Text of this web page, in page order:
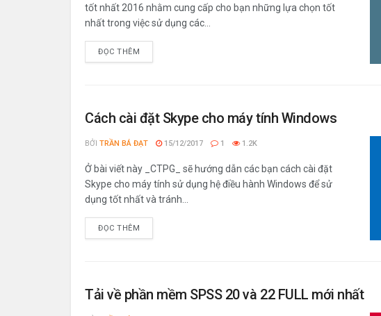
tốt nhất 2016 nhằm cung cấp cho bạn những lựa chọn tốt
nhất trong việc sử dụng các...
ĐỌC THÊM
Cách cài đặt Skype cho máy tính Windows
BỞI TRẦN BÁ ĐẠT 15/12/2017 1 1.2K
Ở bài viết này _CTPG_ sẽ hướng dẫn các bạn cách cài đặt
Skype cho máy tính sử dụng hệ điều hành Windows để sử
dụng tốt nhất và tránh...
ĐỌC THÊM
Tải về phần mềm SPSS 20 và 22 FULL mới nhất